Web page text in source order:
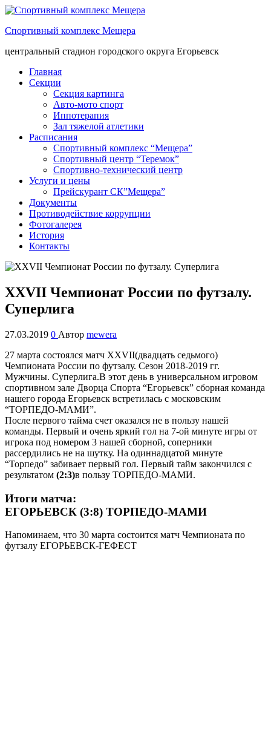
Спортивный комплекс Мещера
центральный стадион городского округа Егорьевск
Главная
Секции
Секция картинга
Авто-мото спорт
Иппотерапия
Зал тяжелой атлетики
Расписания
Спортивный комплекс “Мещера”
Спортивный центр “Теремок”
Спортивно-технический центр
Услуги и цены
Прейскурант СК”Мещера”
Документы
Противодействие коррупции
Фотогалерея
История
Контакты
XXVII Чемпионат России по футзалу.
Суперлига
27.03.2019 0 Автор mewera
27 марта состоялся матч XXVII(двадцать седьмого)
Чемпионата России по футзалу. Сезон 2018-2019 гг.
Мужчины. Суперлига.В этот день в универсальном игровом
спортивном зале Дворца Спорта “Егорьевск” сборная команда
нашего города Егорьевск встретилась с московским
“ТОРПЕДО-МАМИ”.
После первого тайма счет оказался не в пользу нашей
команды. Первый и очень яркий гол на 7-ой минуте игры от
игрока под номером 3 нашей сборной, соперники
рассердились не на шутку. На одиннадцатой минуте
“Торпедо” забивает первый гол. Первый тайм закончился с
результатом (2:3)в пользу ТОРПЕДО-МАМИ.
Итоги матча:
ЕГОРЬЕВСК (3:8) ТОРПЕДО-МАМИ
Напоминаем, что 30 марта состоится матч Чемпионата по
футзалу ЕГОРЬЕВСК-ГЕФЕСТ